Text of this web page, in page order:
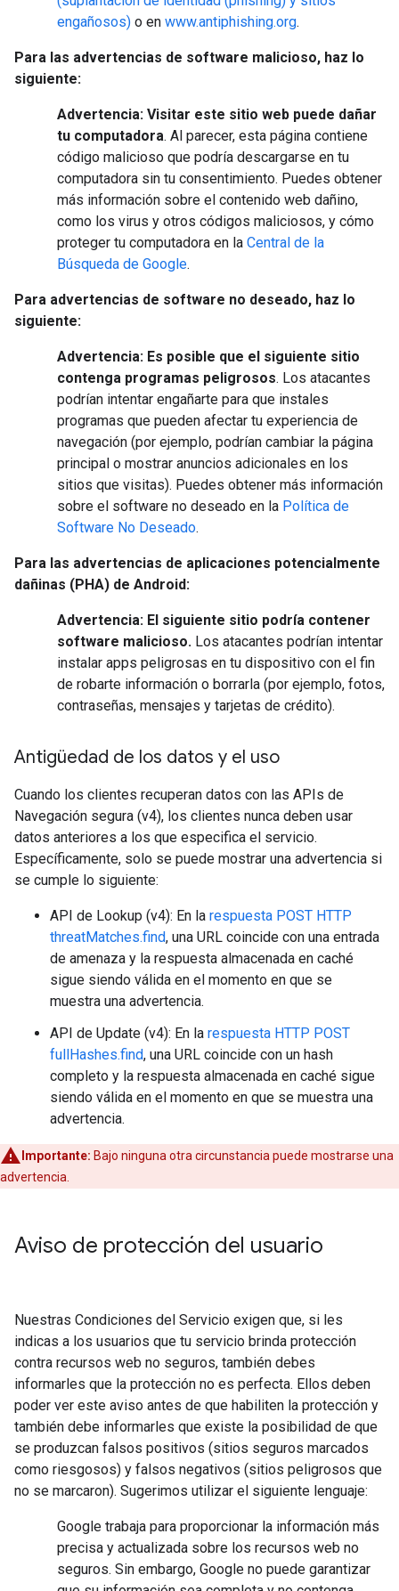
engañosos) o en www.antiphishing.org.
Para las advertencias de software malicioso, haz lo
siguiente:
Advertencia: Visitar este sitio web puede dañar
tu computadora. Al parecer, esta página contiene
código malicioso que podría descargarse en tu
computadora sin tu consentimiento. Puedes obtener
más información sobre el contenido web dañino,
como los virus y otros códigos maliciosos, y cómo
proteger tu computadora en la Central de la
Búsqueda de Google.
Para advertencias de software no deseado, haz lo
siguiente:
Advertencia: Es posible que el siguiente sitio
contenga programas peligrosos. Los atacantes
podrían intentar engañarte para que instales
programas que pueden afectar tu experiencia de
navegación (por ejemplo, podrían cambiar la página
principal o mostrar anuncios adicionales en los
sitios que visitas). Puedes obtener más información
sobre el software no deseado en la Política de
Software No Deseado.
Para las advertencias de aplicaciones potencialmente
dañinas (PHA) de Android:
Advertencia: El siguiente sitio podría contener
software malicioso. Los atacantes podrían intentar
instalar apps peligrosas en tu dispositivo con el fin
de robarte información o borrarla (por ejemplo, fotos,
contraseñas, mensajes y tarjetas de crédito).
Antigüedad de los datos y el uso
Cuando los clientes recuperan datos con las APIs de
Navegación segura (v4), los clientes nunca deben usar
datos anteriores a los que especifica el servicio.
Específicamente, solo se puede mostrar una advertencia si
se cumple lo siguiente:
API de Lookup (v4): En la respuesta POST HTTP
threatMatches.find, una URL coincide con una entrada
de amenaza y la respuesta almacenada en caché
sigue siendo válida en el momento en que se
muestra una advertencia.
API de Update (v4): En la respuesta HTTP POST
fullHashes.find, una URL coincide con un hash
completo y la respuesta almacenada en caché sigue
siendo válida en el momento en que se muestra una
advertencia.
Importante: Bajo ninguna otra circunstancia puede mostrarse una
advertencia.
Aviso de protección del usuario
Nuestras Condiciones del Servicio exigen que, si les
indicas a los usuarios que tu servicio brinda protección
contra recursos web no seguros, también debes
informarles que la protección no es perfecta. Ellos deben
poder ver este aviso antes de que habiliten la protección y
también debe informarles que existe la posibilidad de que
se produzcan falsos positivos (sitios seguros marcados
como riesgosos) y falsos negativos (sitios peligrosos que
no se marcaron). Sugerimos utilizar el siguiente lenguaje:
Google trabaja para proporcionar la información más
precisa y actualizada sobre los recursos web no
seguros. Sin embargo, Google no puede garantizar